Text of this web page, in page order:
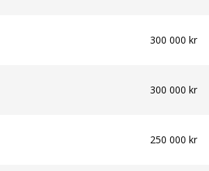
300 000 kr
300 000 kr
250 000 kr